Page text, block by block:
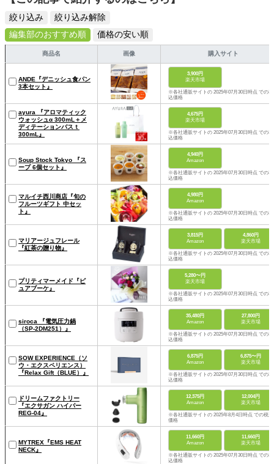
絞り込み
絞り込み解除
編集部のおすすめ順
価格の安い順
商品名 画像 購入サイト
ANDE『デニッシュ食パン
3本セット』
3,900円
楽天市場
※各社通販サイトの 2025年07月30日時点 での税
込価格
ayura 『アロマティック
ウォッシュα 300mL＋メ
ディテーションバスｔ
300mL』
4,675円
楽天市場
※各社通販サイトの 2025年07月30日時点 での税
込価格
Soup Stock Tokyo 『ス
ープ 6個セット』
4,940円
Amazon
※各社通販サイトの 2025年07月30日時点 での税
込価格
マルイチ西川商店『旬の
フルーツギフト 中セッ
ト』
4,980円
Amazon
※各社通販サイトの 2025年07月30日時点 での税
込価格
マリアージュフレール
『紅茶の贈り物』
3,815円
Amazon
4,860円
楽天市場
※各社通販サイトの 2025年07月30日時点 での税
込価格
プリティマーメイド『ピ
ュアブーケ』
5,280〜円
楽天市場
※各社通販サイトの 2025年07月30日時点 での税
込価格
siroca 『電気圧力鍋
（SP-2DM251）』
35,480円
Amazon
27,800円
楽天市場
※各社通販サイトの 2025年07月30日時点 での税
込価格
SOW EXPERIENCE（ソ
ウ・エクスペリエンス）
『Relax Gift（BLUE）』
6,875円
Amazon
6,875〜円
楽天市場
※各社通販サイトの 2025年07月30日時点 での税
込価格
ドリームファクトリー
『エクサガン ハイパー
REG-04』
12,375円
Amazon
12,004円
楽天市場
※各社通販サイトの 2025年8月4日時点 での税込
価格
MYTREX『EMS HEAT
NECK』
11,660円
Amazon
11,660円
楽天市場
※各社通販サイトの 2025年07月30日時点 での税
込価格